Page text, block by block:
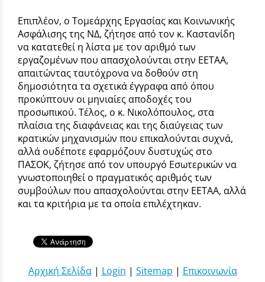
Επιπλέον, ο Τομεάρχης Εργασίας και Κοινωνικής
Ασφάλισης της ΝΔ, ζήτησε από τον κ. Καστανίδη
να κατατεθεί η λίστα με τον αριθμό των
εργαζομένων που απασχολούνται στην ΕΕΤΑΑ,
απαιτώντας ταυτόχρονα να δοθούν στη
δημοσιότητα τα σχετικά έγγραφα από όπου
προκύπτουν οι μηνιαίες αποδοχές του
προσωπικού. Τέλος, ο κ. Νικολόπουλος, στα
πλαίσια της διαφάνειας και της διαύγειας των
κρατικών μηχανισμών που επικαλούνται συχνά,
αλλά ουδέποτε εφαρμόζουν δυστυχώς στο
ΠΑΣΟΚ, ζήτησε από τον υπουργό Εσωτερικών να
γνωστοποιηθεί ο πραγματικός αριθμός των
συμβούλων που απασχολούνται στην ΕΕΤΑΑ, αλλά
και τα κριτήρια με τα οποία επιλέχτηκαν.
Αρχική Σελίδα| Login | Sitemap | Επικοινωνία